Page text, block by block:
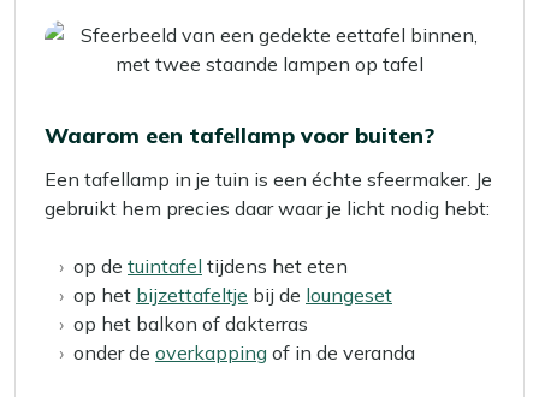
Waarom een tafellamp voor buiten?
Een tafellamp in je tuin is een échte sfeermaker. Je
gebruikt hem precies daar waar je licht nodig hebt:
op de tuintafel tijdens het eten
op het bijzettafeltje bij de loungeset
op het balkon of dakterras
onder de overkapping of in de veranda